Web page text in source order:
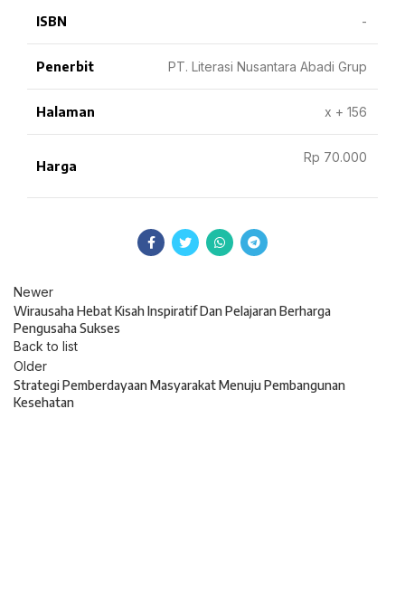
ISBN -
Penerbit PT. Literasi Nusantara Abadi Grup
Halaman x + 156
Harga
Rp 70.000
Newer
Wirausaha Hebat Kisah Inspiratif Dan Pelajaran Berharga
Pengusaha Sukses
Back to list
Older
Strategi Pemberdayaan Masyarakat Menuju Pembangunan
Kesehatan